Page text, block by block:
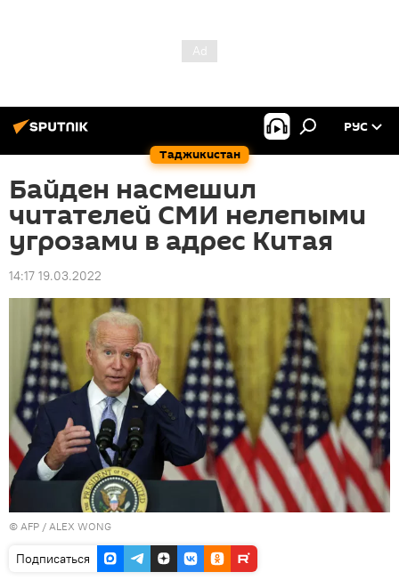
Таджикистан
РУС
Байден насмешил
читателей СМИ нелепыми
угрозами в адрес Китая
14:17 19.03.2022
© AFP / ALEX WONG
Подписаться